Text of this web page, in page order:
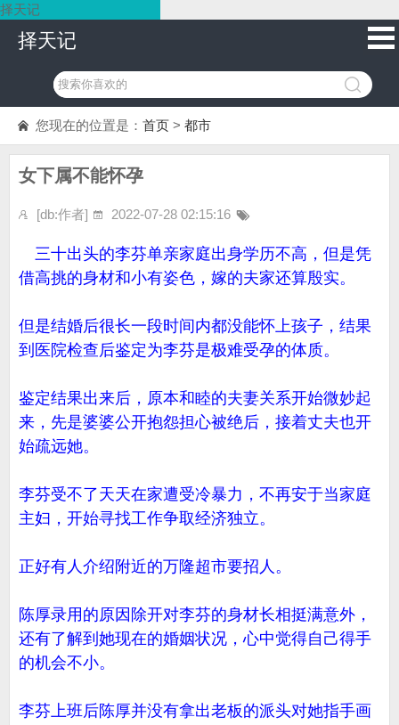
择天记
择天记
您现在的位置是： 首页 > 都市
女下属不能怀孕
[db:作者] 2022-07-28 02:15:16
三十出头的李芬单亲家庭出身学历不高，但是凭
借高挑的身材和小有姿色，嫁的夫家还算殷实。
但是结婚后很长一段时间内都没能怀上孩子，结果
到医院检查后鉴定为李芬是极难受孕的体质。
鉴定结果出来后，原本和睦的夫妻关系开始微妙起
来，先是婆婆公开抱怨担心被绝后，接着丈夫也开
始疏远她。
李芬受不了天天在家遭受冷暴力，不再安于当家庭
主妇，开始寻找工作争取经济独立。
正好有人介绍附近的万隆超市要招人。
陈厚录用的原因除开对李芬的身材长相挺满意外，
还有了解到她现在的婚姻状况，心中觉得自己得手
的机会不小。
李芬上班后陈厚并没有拿出老板的派头对她指手画